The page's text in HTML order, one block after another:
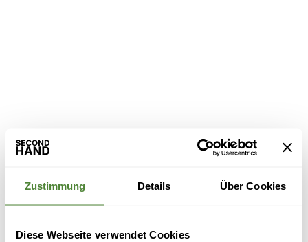
Zustimmung Details Über Cookies
Diese Webseite verwendet Cookies